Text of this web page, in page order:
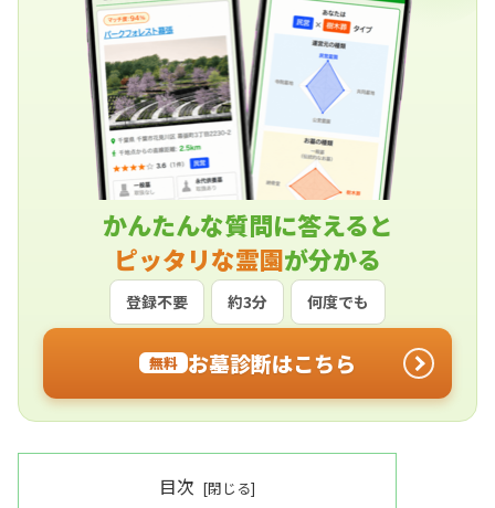
かんたんな質問に答えると
ピッタリな霊園が分かる
登録不要 約3分 何度でも
無料 お墓診断はこちら
目次